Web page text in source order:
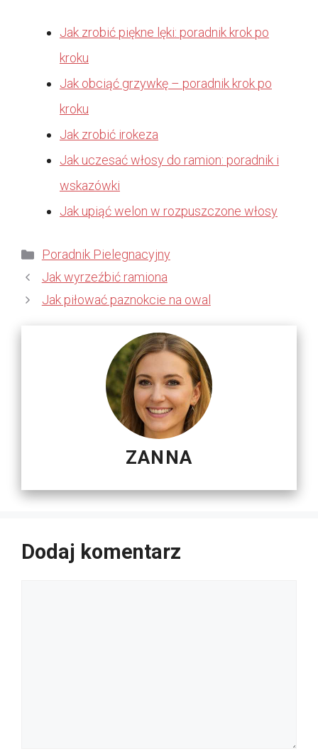
Jak zrobić piękne lęki: poradnik krok po
kroku
Jak obciąć grzywkę – poradnik krok po
kroku
Jak zrobić irokeza
Jak uczesać włosy do ramion: poradnik i
wskazówki
Jak upiąć welon w rozpuszczone włosy
Kategorie
Poradnik Pielegnacyjny
Jak wyrzeźbić ramiona
Jak piłować paznokcie na owal
ZANNA
Dodaj komentarz